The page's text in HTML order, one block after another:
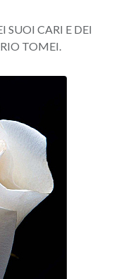
SUOI CARI E DEI
TOMEI.